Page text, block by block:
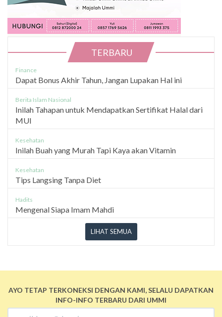
TERBARU
Finance
Dapat Bonus Akhir Tahun, Jangan Lupakan Hal ini
Berita Islam Nasional
Inilah Tahapan untuk Mendapatkan Sertifikat Halal dari
MUI
Kesehatan
Inilah Buah yang Murah Tapi Kaya akan Vitamin
Kesehatan
Tips Langsing Tanpa Diet
Hadits
Mengenal Siapa Imam Mahdi
LIHAT SEMUA
AYO TETAP TERKONEKSI DENGAN KAMI, SELALU DAPATKAN
INFO-INFO TERBARU DARI UMMI